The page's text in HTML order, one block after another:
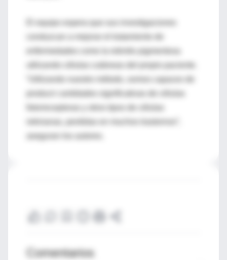
El equipo espera que sus investigaciones
enfermedades como la retinitis pigmentosa
“Utilizando nuestro método, somos capaces de
producir cantidades significativas de células
aseguran los autores.
Comentarios